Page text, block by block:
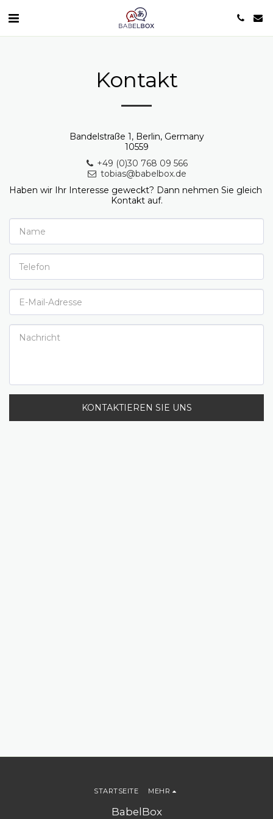
Kontakt
Bandelstraße 1, Berlin, Germany
10559
+49 (0)30 768 09 566
tobias@babelbox.de
Haben wir Ihr Interesse geweckt? Dann nehmen Sie gleich
Kontakt auf.
KONTAKTIEREN SIE UNS
BabelBox
STARTSEITE MEHR